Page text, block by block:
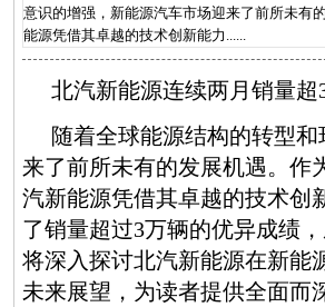
意识的增强，新能源汽车市场迎来了前所未有
能源凭借其卓越的技术创新能力......
北汽新能源连续两月销量
随着全球能源结构的转型
来了前所未有的发展机遇。作
汽新能源凭借其卓越的技术创
了销量超过3万辆的优异成绩
将深入探讨北汽新能源在新能
未来展望，为读者提供全面而